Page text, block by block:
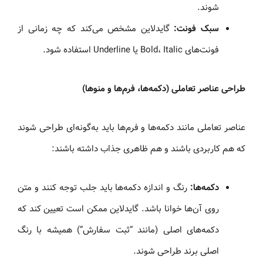
شوند.
سبک فونت: گایدلاین مشخص می‌کند که چه زمانی از
فونت‌های Bold، Italic یا Underline استفاده شود.
طراحی عناصر تعاملی (دکمه‌ها، فرم‌ها و منوها)
عناصر تعاملی مانند دکمه‌ها و فرم‌ها باید به‌گونه‌ای طراحی شوند
که هم کاربردی باشند و هم ظاهری جذاب داشته باشند:
دکمه‌ها: رنگ و اندازه دکمه‌ها باید جلب توجه کنند و متن
روی آن‌ها خوانا باشد. گایدلاین ممکن است تعیین کند که
دکمه‌های اصلی (مانند “ثبت سفارش”) همیشه با رنگ
اصلی برند طراحی شوند.